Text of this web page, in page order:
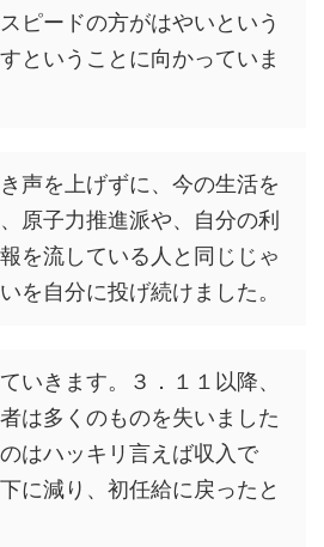
ピードの方がはやいという
ということに向かっていま
声を上げずに、今の生活を
原子力推進派や、自分の利
を流している人と同じじゃ
を自分に投げ続けました。
いきます。３．１１以降、
は多くのものを失いました
はハッキリ言えば収入で
に減り、初任給に戻ったと